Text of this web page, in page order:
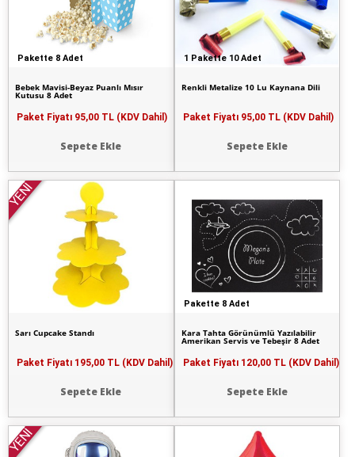
Pakette 8 Adet
Bebek Mavisi-Beyaz Puanlı Mısır
Kutusu 8 Adet
Paket Fiyatı 95,00 TL (KDV Dahil)
Sepete Ekle
1 Pakette 10 Adet
Renkli Metalize 10 Lu Kaynana Dili
Paket Fiyatı 95,00 TL (KDV Dahil)
Sepete Ekle
YENİ
Sarı Cupcake Standı
Paket Fiyatı 195,00 TL (KDV Dahil)
Sepete Ekle
Pakette 8 Adet
Kara Tahta Görünümlü Yazılabilir
Amerikan Servis ve Tebeşir 8 Adet
Paket Fiyatı 120,00 TL (KDV Dahil)
Sepete Ekle
YENİ